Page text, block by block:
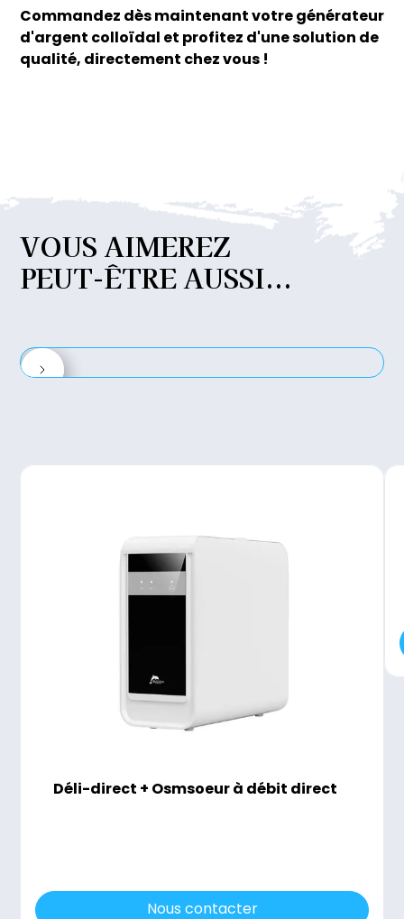
Commandez dès maintenant votre générateur
d'argent colloïdal et profitez d'une solution de
qualité, directement chez vous !
VOUS AIMEREZ
PEUT-ÊTRE AUSSI...
Déli-direct + Osmsoeur à débit direct
Nous contacter